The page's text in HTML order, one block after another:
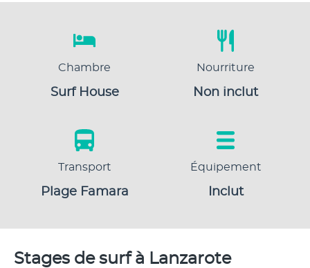
Chambre
Surf House
Nourriture
Non inclut
Transport
Plage Famara
Équipement
Inclut
Stages de surf à Lanzarote